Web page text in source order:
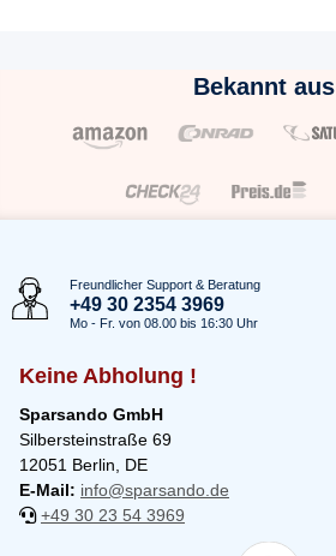
Bekannt aus
Freundlicher Support & Beratung
+49 30 2354 3969
Mo - Fr. von 08.00 bis 16:30 Uhr
Keine Abholung !
Sparsando GmbH
Silbersteinstraße 69
12051 Berlin, DE
E-Mail: info@sparsando.de
+49 30 23 54 3969